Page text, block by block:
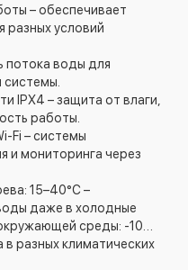
– обеспечивает
разных условий
потока воды для
IPX4 – защита от влаги,
работы.
Fi – системы
и мониторинга через
15–40°C –
даже в холодные
среды: -10…
разных климатических